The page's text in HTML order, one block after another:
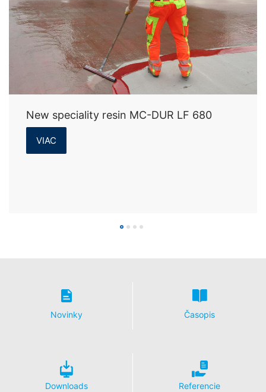
New speciality resin MC-DUR LF 680
VIAC
Novinky Časopis
Downloads Referencie